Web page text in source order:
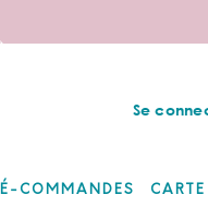
Se
COMMANDES